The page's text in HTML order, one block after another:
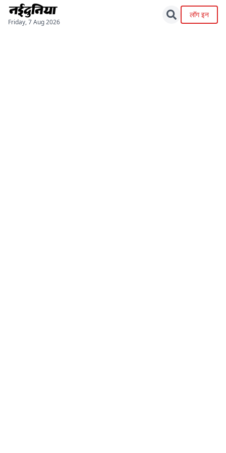
Friday, 7 Aug 2026
लॉग इन